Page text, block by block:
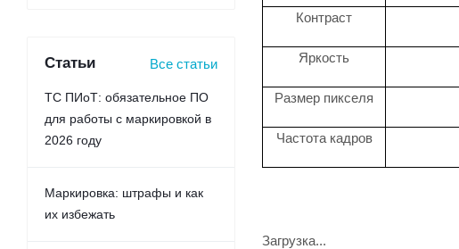
Контраст
Яркость
Размер пикселя
Частота кадров
Загрузка...
Статьи Все статьи
ТС ПИоТ: обязательное ПО
для работы с маркировкой в
2026 году
Маркировка: штрафы и как
их избежать